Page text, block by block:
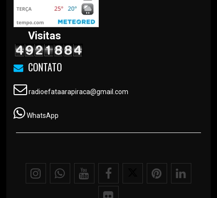
Visitas
CONTATO
radioefataarapiraca@gmail.com
WhatsApp